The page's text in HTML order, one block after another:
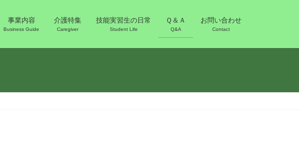
事業内容
Business Guide
介護特集
Caregiver
技能実習生の日常
Student Life
Ｑ＆Ａ
Q&A
お問い合わせ
Contact